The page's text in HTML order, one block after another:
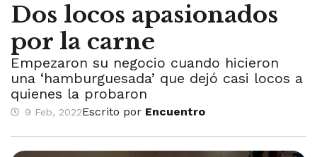
Dos locos apasionados
por la carne
Empezaron su negocio cuando hicieron
una ‘hamburguesada’ que dejó casi locos a
quienes la probaron
9 Feb, 2022Escrito por Encuentro